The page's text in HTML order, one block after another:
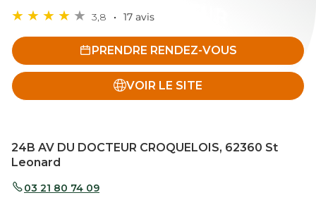
3,8 17 avis
PRENDRE RENDEZ-VOUS
VOIR LE SITE
24B AV DU DOCTEUR CROQUELOIS, 62360 St
Leonard
03 21 80 74 09